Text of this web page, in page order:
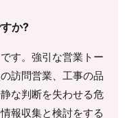
か?
す。強引な営業トー
訪問営業、工事の品
な判断を失わせる危
報収集と検討をする